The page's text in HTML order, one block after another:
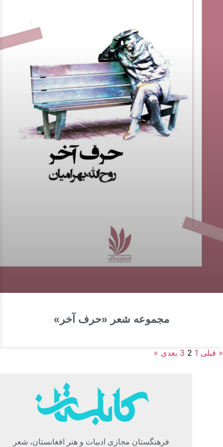
مجموعه‌ شعر «حرف آخر»
« قبلی 1
2
3 بعدی »
فرهنگستان مجازی ادبیات و هنر افغانستان، شعر